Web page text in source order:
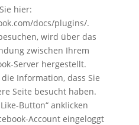
hier:
docs/plugins/.
wird über das
zwischen Ihrem
Server hergestellt.
Information, dass Sie
Seite besucht haben.
Button“ anklicken
Account eingeloggt